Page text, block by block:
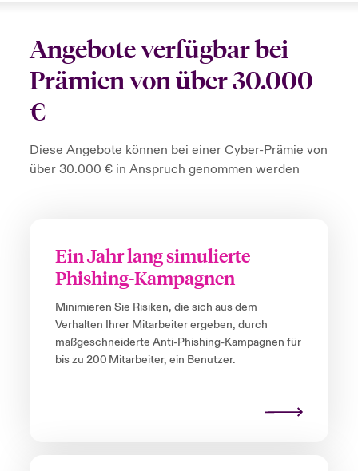
Angebote verfügbar bei
Prämien von über 30.000
€
Diese Angebote können bei einer Cyber-Prämie von
über 30.000 € in Anspruch genommen werden
Ein Jahr lang simulierte
Phishing-Kampagnen
Minimieren Sie Risiken, die sich aus dem
Verhalten Ihrer Mitarbeiter ergeben, durch
maßgeschneiderte Anti-Phishing-Kampagnen für
bis zu 200 Mitarbeiter, ein Benutzer.